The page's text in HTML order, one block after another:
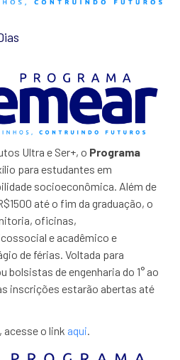
Ultra e Ser+, o Programa
para estudantes em
socioeconômica. Além de
até o fim da graduação, o
oficinas,
e acadêmico e
de férias. Voltada para
de engenharia do 1° ao
inscrições estarão abertas até
acesse o link aqui.